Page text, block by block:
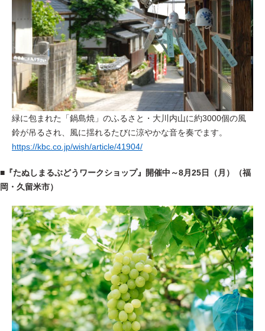
緑に包まれた「鍋島焼」のふるさと・大川内山に約3000個の風
鈴が吊るされ、風に揺れるたびに涼やかな音を奏でます。
https://kbc.co.jp/wish/article/41904/
■『たぬしまるぶどうワークショップ』開催中～8月25日（月）（福
岡・久留米市）